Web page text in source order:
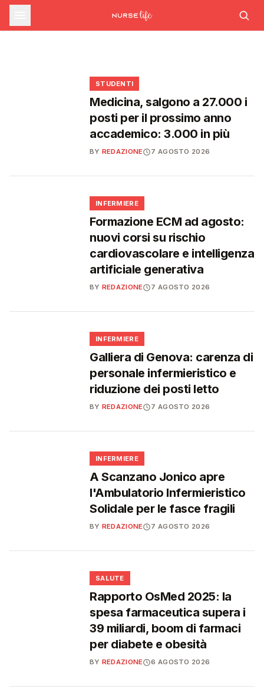
sfide che decideranno il futuro del
Ssn
Decreto PA e sanità: nuovo commissario per
le scorte Covid, liste d'attesa al Siveas e
INFERMIERE
Decreto PA: nuove regole per scorte Covid,
STUDENTI
Medicina, salgono a 27.000 i
posti per il prossimo anno
accademico: 3.000 in più
BY REDAZIONE 7 AGOSTO 2026
INFERMIERE
Formazione ECM ad agosto:
nuovi corsi su rischio
cardiovascolare e intelligenza
artificiale generativa
BY REDAZIONE 7 AGOSTO 2026
INFERMIERE
Galliera di Genova: carenza di
personale infermieristico e
riduzione dei posti letto
BY REDAZIONE 7 AGOSTO 2026
INFERMIERE
A Scanzano Jonico apre
l'Ambulatorio Infermieristico
Solidale per le fasce fragili
BY REDAZIONE 7 AGOSTO 2026
SALUTE
Rapporto OsMed 2025: la
spesa farmaceutica supera i
39 miliardi, boom di farmaci
per diabete e obesità
BY REDAZIONE 6 AGOSTO 2026